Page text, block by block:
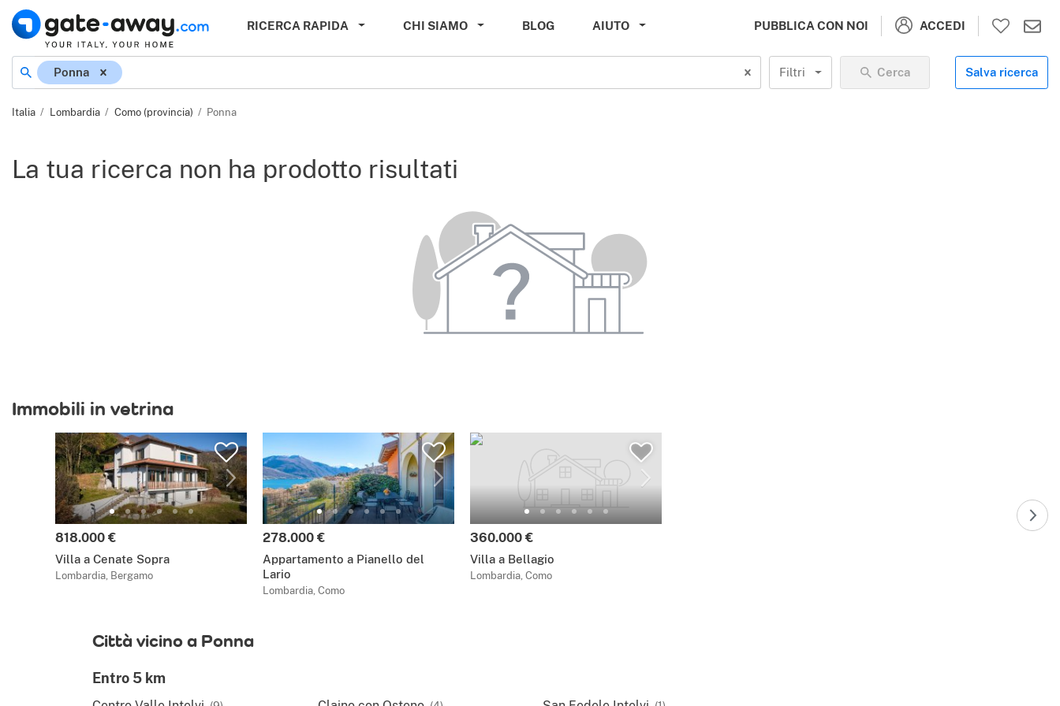
RICERCA RAPIDA CHI SIAMO BLOG AIUTO PUBBLICA CON NOI ACCEDI
Ponna Filtri Cerca Salva ricerca
Italia Lombardia Como (provincia) Ponna
La tua ricerca non ha prodotto risultati
Immobili in vetrina
818.000 €
Villa a Cenate Sopra
Lombardia, Bergamo
278.000 €
Appartamento a Pianello del
Lario
Lombardia, Como
360.000 €
Villa a Bellagio
Lombardia, Como
Città vicino a Ponna
Entro 5 km